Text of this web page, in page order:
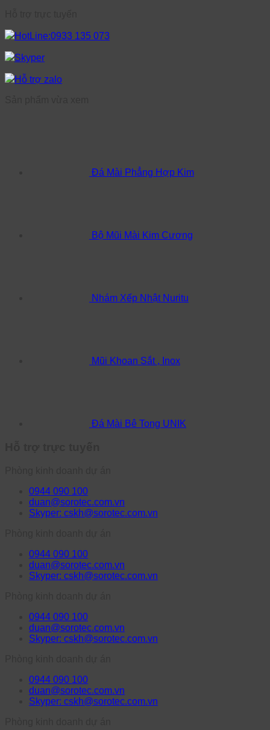
HotLine:0933 135 073
Skyper
Hỗ trợ zalo
Đá Mài Phẳng Hợp Kim
Bộ Mũi Mài Kim Cương
Nhám Xếp Nhật Nuritu
Mũi Khoan Sắt , Inox
Đá Mài Bê Tong UNIK
0944 090 100
duan@sorotec.com.vn
Skyper: cskh@sorotec.com.vn
0944 090 100
duan@sorotec.com.vn
Skyper: cskh@sorotec.com.vn
0944 090 100
duan@sorotec.com.vn
Skyper: cskh@sorotec.com.vn
0944 090 100
duan@sorotec.com.vn
Skyper: cskh@sorotec.com.vn